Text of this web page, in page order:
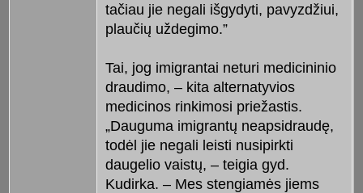
tačiau jie negali išgydyti, pavyzdžiui,
plaučių uždegimo.”
Tai, jog imigrantai neturi medicininio
draudimo, – kita alternatyvios
medicinos rinkimosi priežastis.
„Dauguma imigrantų neapsidraudę,
todėl jie negali leisti nusipirkti
daugelio vaistų, – teigia gyd.
Kudirka. – Mes stengiamės jiems